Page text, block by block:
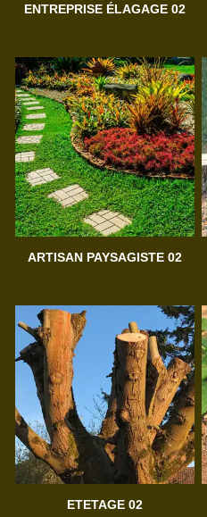
ENTREPRISE ÉLAGAGE 02
ARTISAN PAYSAGISTE 02
ETETAGE 02